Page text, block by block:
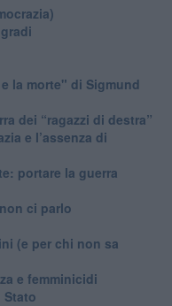
la morte" di Sigmund
dei “ragazzi di destra”
e l’assenza di
portare la guerra
ci parlo
(e per chi non sa
e femminicidi